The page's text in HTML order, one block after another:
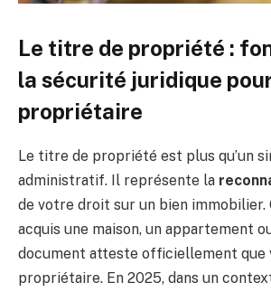
Le titre de propriété :
la sécurité juridique
propriétaire
Le titre de propriété est plus qu’un
administratif. Il représente la
de votre droit sur un bien immobilier.
acquis une maison, un appartement
document atteste officiellement que
propriétaire. En 2025, dans un